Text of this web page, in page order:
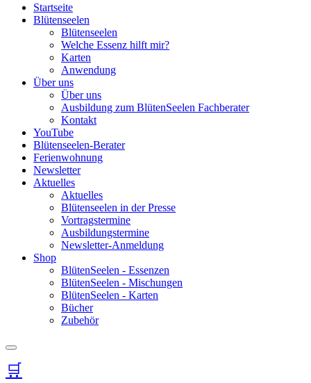
Startseite
Blütenseelen
Blütenseelen
Welche Essenz hilft mir?
Karten
Anwendung
Über uns
Über uns
Ausbildung zum BlütenSeelen Fachberater
Kontakt
YouTube
Blütenseelen-Berater
Ferienwohnung
Newsletter
Aktuelles
Aktuelles
Blütenseelen in der Presse
Vortragstermine
Ausbildungstermine
Newsletter-Anmeldung
Shop
BlütenSeelen - Essenzen
BlütenSeelen - Mischungen
BlütenSeelen - Karten
Bücher
Zubehör
🛒